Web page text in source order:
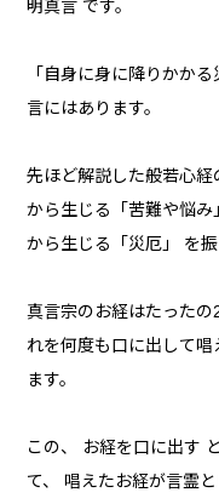
明真言 です。
「自身に身に降りかか
言にはあります。
先ほど解説した般若心
から生じる「苦難や悩
から生じる「災厄」 を
真言宗のお経はたった
れを何度も口に出して
ます。
この、 お経を口に出す
て、 唱えたお経が言霊